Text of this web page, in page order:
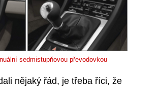
sedmistupňovou převodovkou
nějaký řád, je třeba říci, že